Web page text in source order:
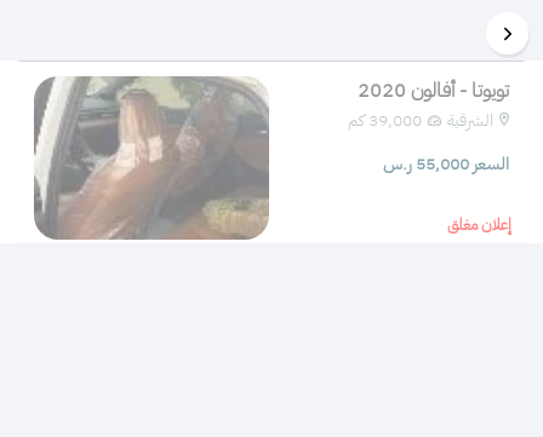
تويوتا - أفالون 2020
الشرقية
39,000 كم
السعر 55,000 ر.س
إعلان مغلق